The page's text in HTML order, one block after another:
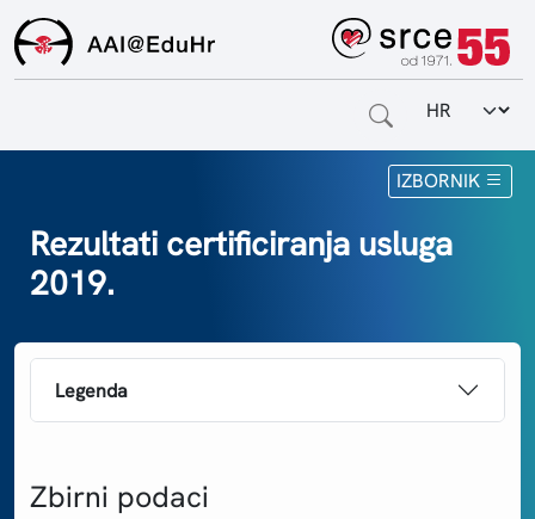
Odabir
IZBORNIK
Za krajnje korisnike
Za matične ustanove
Rezultati certificiranja usluga
2019.
Legenda
Zbirni podaci